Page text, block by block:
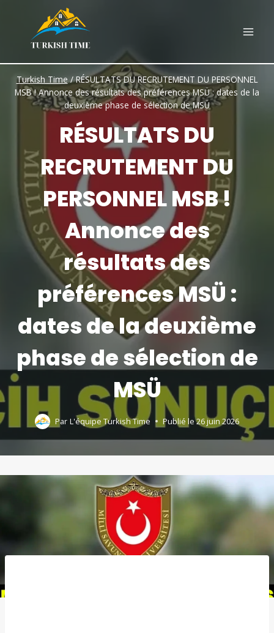
content
Turkish Time /RÉSULTATS DU RECRUTEMENT DU PERSONNEL
MSB ! Annonce des résultats des préférences MSÜ : dates de la
deuxième phase de sélection de MSÜ
RÉSULTATS DU
RECRUTEMENT DU
PERSONNEL MSB !
Annonce des
résultats des
préférences MSÜ :
dates de la deuxième
phase de sélection de
MSÜ
Par L'équipe Turkish Time Publié le 26 juin 2026